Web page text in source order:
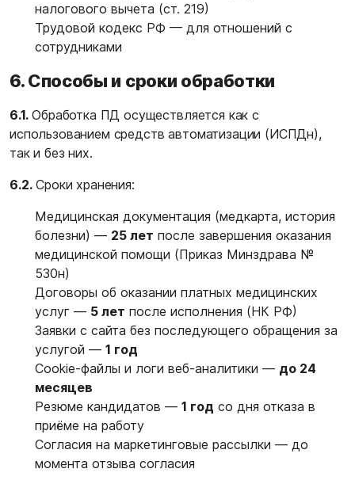
налогового вычета (ст. 219)
Трудовой кодекс РФ — для отношений с
сотрудниками
6. Способы и сроки обработки
6.1.Обработка ПД осуществляется как с
использованием средств автоматизации (ИСПДн),
так и без них.
6.2.Сроки хранения:
Медицинская документация (медкарта, история
болезни) — 25 лет после завершения оказания
медицинской помощи (Приказ Минздрава №
530н)
Договоры об оказании платных медицинских
услуг — 5 лет после исполнения (НК РФ)
Заявки с сайта без последующего обращения за
услугой — 1 год
Cookie-файлы и логи веб-аналитики — до 24
месяцев
Резюме кандидатов — 1 год со дня отказа в
приёме на работу
Согласия на маркетинговые рассылки — до
момента отзыва согласия